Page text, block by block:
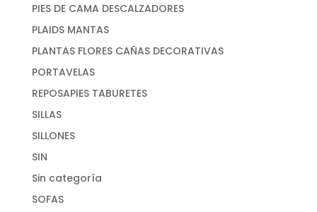
PIES DE CAMA DESCALZADORES
PLAIDS MANTAS
PLANTAS FLORES CAÑAS DECORATIVAS
PORTAVELAS
REPOSAPIES TABURETES
SILLAS
SILLONES
SIN
Sin categoría
SOFAS